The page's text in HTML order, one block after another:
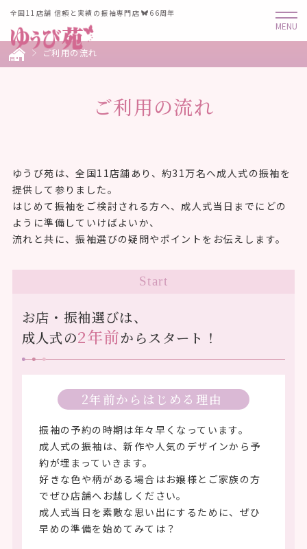
全国11店舗 信頼と実績の振袖専門店 66周年
ご利用の流れ
ご利用の流れ
ゆうび苑は、全国11店舗あり、約31万名へ成人式の振袖を
提供して参りました。
はじめて振袖をご検討される方へ、成人式当日までにどの
ように準備していけばよいか、
流れと共に、振袖選びの疑問やポイントをお伝えします。
お店・振袖選びは、
成人式の2年前からスタート！
2年前から はじめる理由
振袖の予約の時期は年々早くなっています。
成人式の振袖は、新作や人気のデザインから予
約が埋まっていきます。
好きな色や柄がある場合はお嬢様とご家族の方
でぜひ店舗へお越しください。
成人式当日を素敵な思い出にするために、ぜひ
早めの準備を始めてみては？